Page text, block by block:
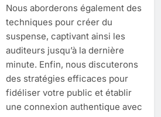
Nous aborderons également des
techniques pour créer du
suspense, captivant ainsi les
auditeurs jusqu’à la dernière
minute. Enfin, nous discuterons
des stratégies efficaces pour
fidéliser votre public et établir
une connexion authentique avec